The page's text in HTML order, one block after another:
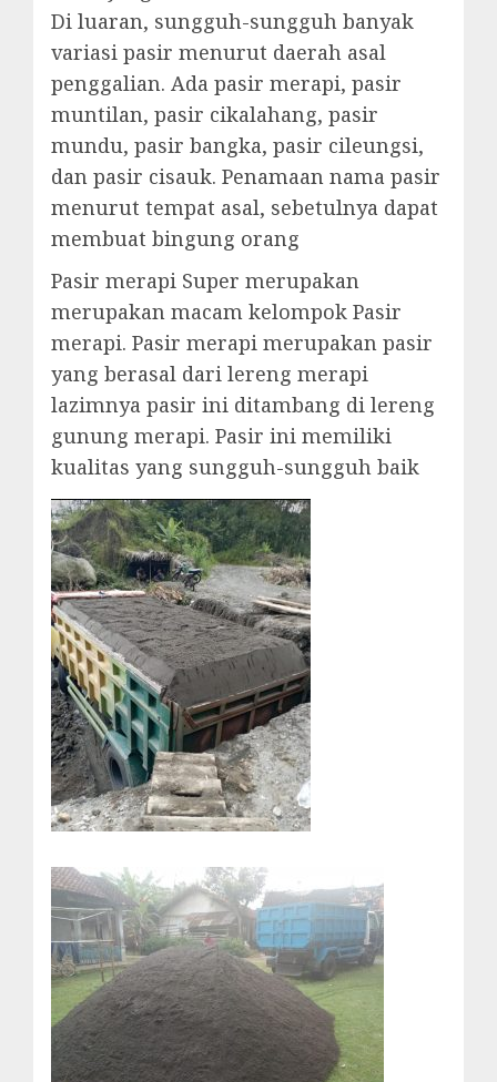
Di luaran, sungguh-sungguh banyak
variasi pasir menurut daerah asal
penggalian. Ada pasir merapi, pasir
muntilan, pasir cikalahang, pasir
mundu, pasir bangka, pasir cileungsi,
dan pasir cisauk. Penamaan nama pasir
menurut tempat asal, sebetulnya dapat
membuat bingung orang
Pasir merapi Super merupakan
merupakan macam kelompok Pasir
merapi. Pasir merapi merupakan pasir
yang berasal dari lereng merapi
lazimnya pasir ini ditambang di lereng
gunung merapi. Pasir ini memiliki
kualitas yang sungguh-sungguh baik